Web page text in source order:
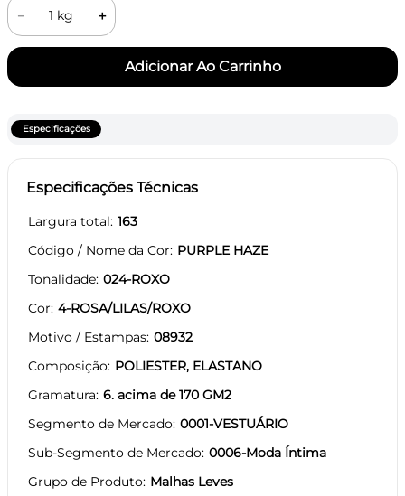
＋
－
Especificações
Especificações Técnicas
Largura total 163
Código / Nome da Cor PURPLE HAZE
Tonalidade 024-ROXO
Cor 4-ROSA/LILAS/ROXO
Motivo / Estampas 08932
Composição POLIESTER, ELASTANO
Gramatura 6. acima de 170 GM2
Segmento de Mercado 0001-VESTUÁRIO
Sub-Segmento de Mercado 0006-Moda Íntima
Grupo de Produto Malhas Leves